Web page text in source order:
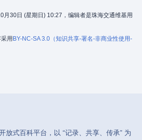
月30日 (星期日) 10:27，编辑者是珠海交通维基用
用 BY-NC-SA 3.0（知识共享-署名-非商业性使用-
放式百科平台，以 “记录、共享、传承” 为